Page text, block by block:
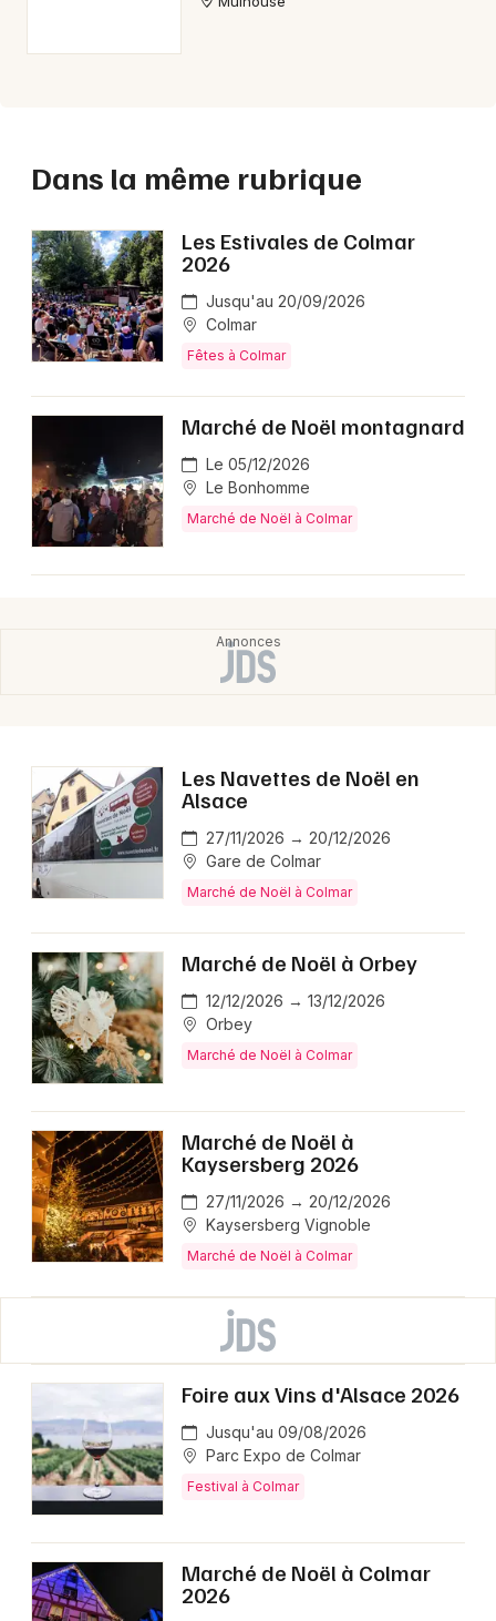
Dans la même rubrique
Les Estivales de Colmar
2026
Jusqu'au 20/09/2026
Colmar
Fêtes à Colmar
Marché de Noël montagnard
Le 05/12/2026
Le Bonhomme
Marché de Noël à Colmar
Les Navettes de Noël en
Alsace
27/11/2026 → 20/12/2026
Gare de Colmar
Marché de Noël à Colmar
Marché de Noël à Orbey
12/12/2026 → 13/12/2026
Orbey
Marché de Noël à Colmar
Marché de Noël à
Kaysersberg 2026
27/11/2026 → 20/12/2026
Kaysersberg Vignoble
Marché de Noël à Colmar
Foire aux Vins d'Alsace 2026
Jusqu'au 09/08/2026
Parc Expo de Colmar
Festival à Colmar
Marché de Noël à Colmar
2026